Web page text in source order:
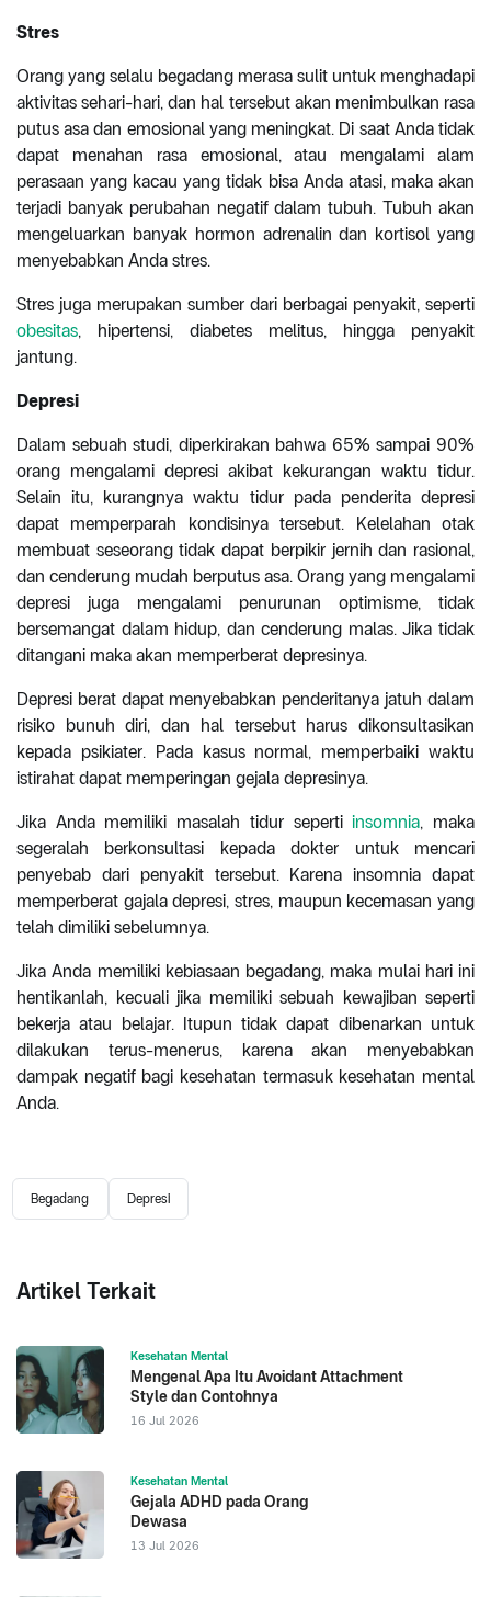
Stres
Orang yang selalu begadang merasa sulit untuk menghadapi
aktivitas sehari-hari, dan hal tersebut akan menimbulkan rasa
putus asa dan emosional yang meningkat. Di saat Anda tidak
dapat menahan rasa emosional, atau mengalami alam
perasaan yang kacau yang tidak bisa Anda atasi, maka akan
terjadi banyak perubahan negatif dalam tubuh. Tubuh akan
mengeluarkan banyak hormon adrenalin dan kortisol yang
menyebabkan Anda stres.
Stres juga merupakan sumber dari berbagai penyakit, seperti
obesitas, hipertensi, diabetes melitus, hingga penyakit
jantung.
Depresi
Dalam sebuah studi, diperkirakan bahwa 65% sampai 90%
orang mengalami depresi akibat kekurangan waktu tidur.
Selain itu, kurangnya waktu tidur pada penderita depresi
dapat memperparah kondisinya tersebut. Kelelahan otak
membuat seseorang tidak dapat berpikir jernih dan rasional,
dan cenderung mudah berputus asa. Orang yang mengalami
depresi juga mengalami penurunan optimisme, tidak
bersemangat dalam hidup, dan cenderung malas. Jika tidak
ditangani maka akan memperberat depresinya.
Depresi berat dapat menyebabkan penderitanya jatuh dalam
risiko bunuh diri, dan hal tersebut harus dikonsultasikan
kepada psikiater. Pada kasus normal, memperbaiki waktu
istirahat dapat memperingan gejala depresinya.
Jika Anda memiliki masalah tidur sepertiinsomnia, maka
segeralah berkonsultasi kepada dokter untuk mencari
penyebab dari penyakit tersebut. Karena insomnia dapat
memperberat gajala depresi, stres, maupun kecemasan yang
telah dimiliki sebelumnya.
Jika Anda memiliki kebiasaan begadang, maka mulai hari ini
hentikanlah, kecuali jika memiliki sebuah kewajiban seperti
bekerja atau belajar. Itupun tidak dapat dibenarkan untuk
dilakukan terus-menerus, karena akan menyebabkan
dampak negatif bagi kesehatan termasuk kesehatan mental
Anda.
Begadang Depresi
Artikel Terkait
Kesehatan Mental
Mengenal Apa Itu Avoidant Attachment
Style dan Contohnya
16 Jul 2026
Kesehatan Mental
Gejala ADHD pada Orang
Dewasa
13 Jul 2026